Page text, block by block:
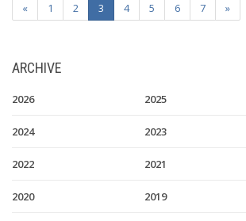
« 1 2 3 4 5 6 7 »
ARCHIVE
2026 2025
2024 2023
2022 2021
2020 2019